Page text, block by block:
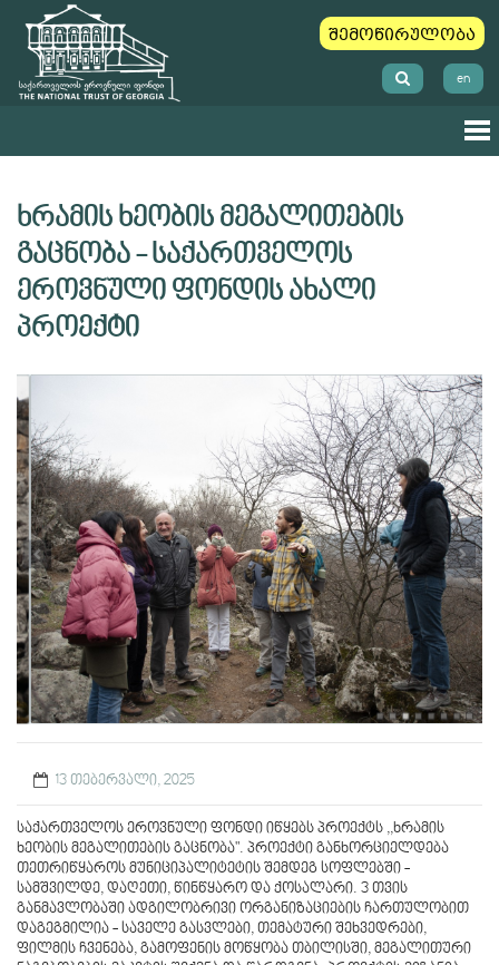
შემოწირულობა
en
ხრამის ხეობის მეგალითების
გაცნობა - საქართველოს
ეროვნული ფონდის ახალი
პროექტი
13 თებერვალი, 2025
საქართველოს ეროვნული ფონდი იწყებს პროექტს ,,ხრამის
ხეობის მეგალითების გაცნობა". პროექტი განხორციელდება
თეთრიწყაროს მუნიციპალიტეტის შემდეგ სოფლებში -
სამშვილდე, დაღეთი, წინწყარო და ქოსალარი. 3 თვის
განმავლობაში ადგილობრივი ორგანიზაციების ჩართულობით
დაგეგმილია - საველე გასვლები, თემატური შეხვედრები,
ფილმის ჩვენება, გამოფენის მოწყობა თბილისში, მეგალითური